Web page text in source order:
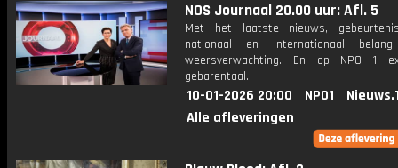
NOS Journaal 20.00 uur: Afl. 5
Met het laatste nieuws,
nationaal en internationaal
weersverwachting. En op NPO 1
gebarentaal.
10-01-2026 20:00 NPO1
Alle afleveringen